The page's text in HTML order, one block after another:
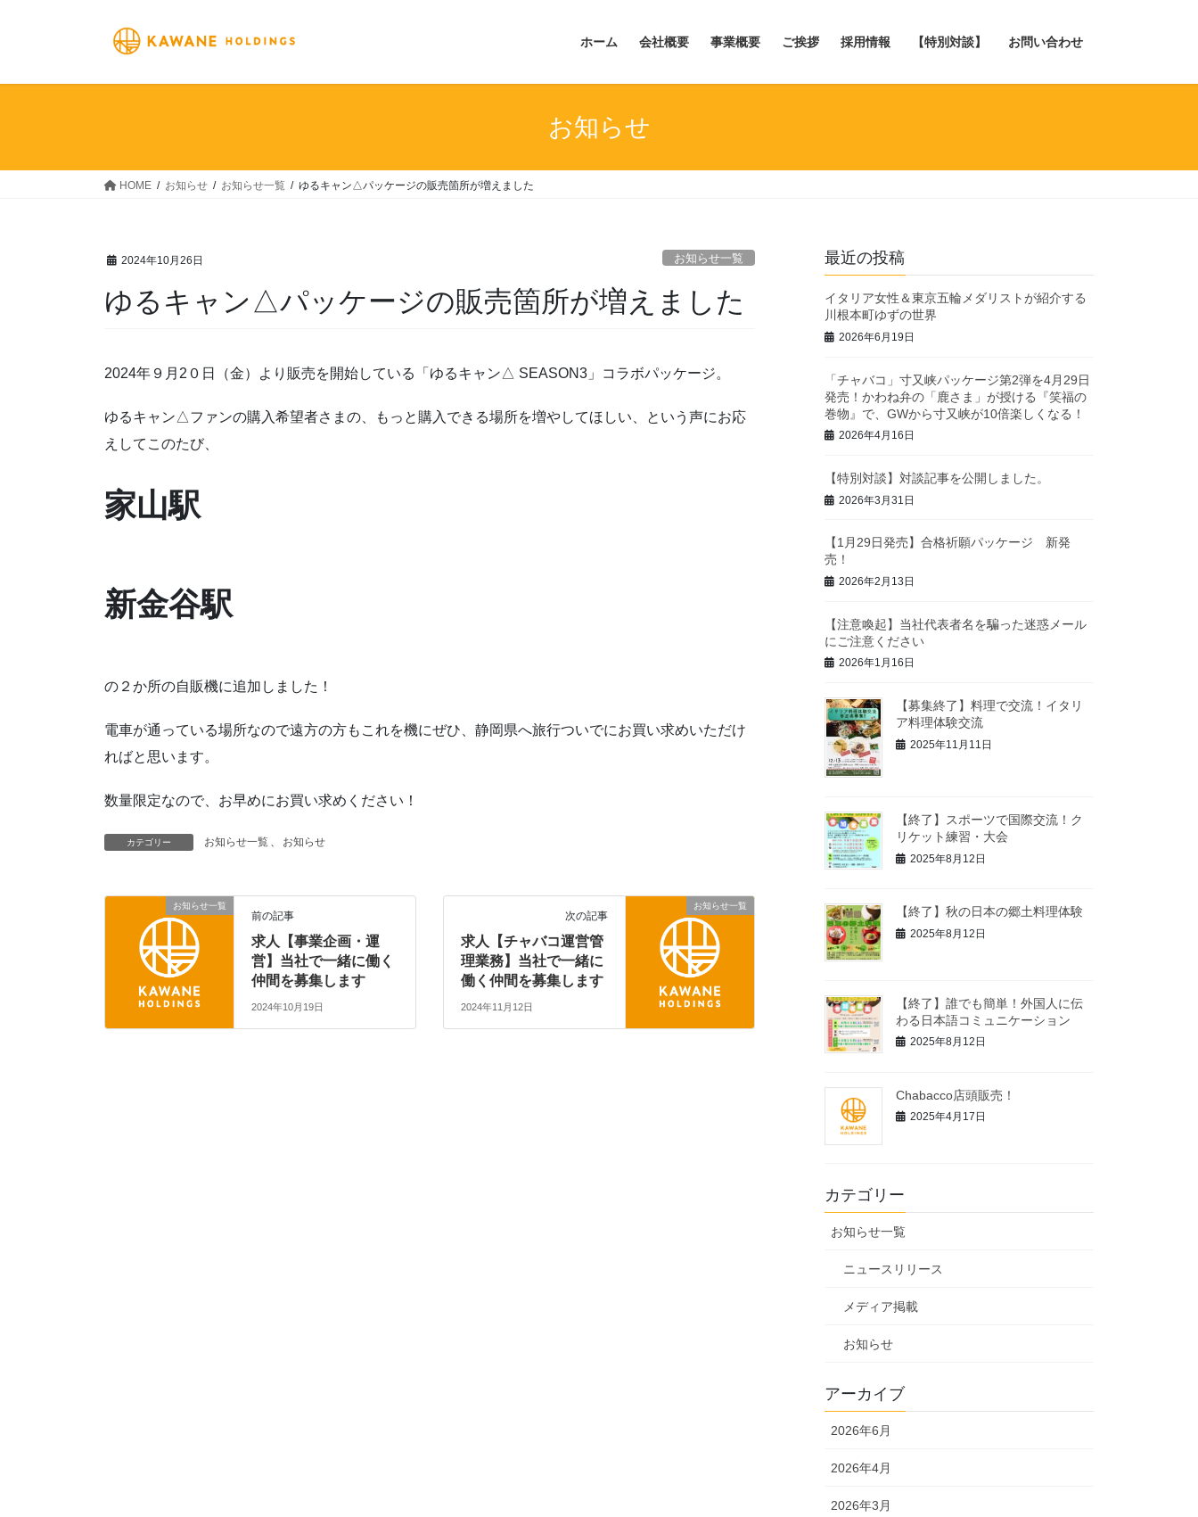
ホーム 会社概要 事業概要 ご挨拶 採用情報 【特別対談】 お問い合わせ
お知らせ
HOME お知らせ お知らせ一覧 ゆるキャン△パッケージの販売箇所が増えました
2024年10月26日 お知らせ一覧
ゆるキャン△パッケージの販売箇所が増えました
2024年９月2０日（金）より販売を開始している「ゆるキャン△ SEASON3」コラボパッケージ。
ゆるキャン△ファンの購入希望者さまの、もっと購入できる場所を増やしてほしい、という声にお応
えしてこのたび、
家山駅
新金谷駅
の２か所の自販機に追加しました！
電車が通っている場所なので遠方の方もこれを機にぜひ、静岡県へ旅行ついでにお買い求めいただけ
ればと思います。
数量限定なので、お早めにお買い求めください！
カテゴリー お知らせ一覧 、 お知らせ
お知らせ一覧
前の記事
求人【事業企画・運
営】当社で一緒に働く
仲間を募集します
2024年10月19日
お知らせ一覧
次の記事
求人【チャバコ運営管
理業務】当社で一緒に
働く仲間を募集します
2024年11月12日
最近の投稿
イタリア女性＆東京五輪メダリストが紹介する
川根本町ゆずの世界
2026年6月19日
「チャバコ」寸又峡パッケージ第2弾を4月29日
発売！かわね弁の「鹿さま」が授ける『笑福の
巻物』で、GWから寸又峡が10倍楽しくなる！
2026年4月16日
【特別対談】対談記事を公開しました。
2026年3月31日
【1月29日発売】合格祈願パッケージ 新発
売！
2026年2月13日
【注意喚起】当社代表者名を騙った迷惑メール
にご注意ください
2026年1月16日
【募集終了】料理で交流！イタリ
ア料理体験交流
2025年11月11日
【終了】スポーツで国際交流！ク
リケット練習・大会
2025年8月12日
【終了】秋の日本の郷土料理体験
2025年8月12日
【終了】誰でも簡単！外国人に伝
わる日本語コミュニケーション
2025年8月12日
Chabacco店頭販売！
2025年4月17日
カテゴリー
お知らせ一覧
ニュースリリース
メディア掲載
お知らせ
アーカイブ
2026年6月
2026年4月
2026年3月